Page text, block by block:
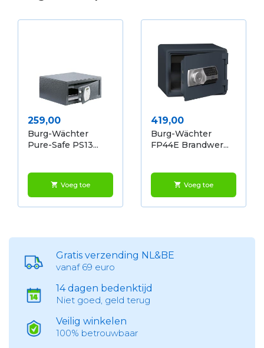
Prijs
259,00
Burg-Wächter
Pure-Safe PS13...
shopping_cart Voeg toe
Prijs
419,00
Burg-Wächter
FP44E Brandwer...
shopping_cart Voeg toe
Gratis verzending NL&BE
vanaf 69 euro
14 dagen bedenktijd
Niet goed, geld terug
Veilig winkelen
100% betrouwbaar